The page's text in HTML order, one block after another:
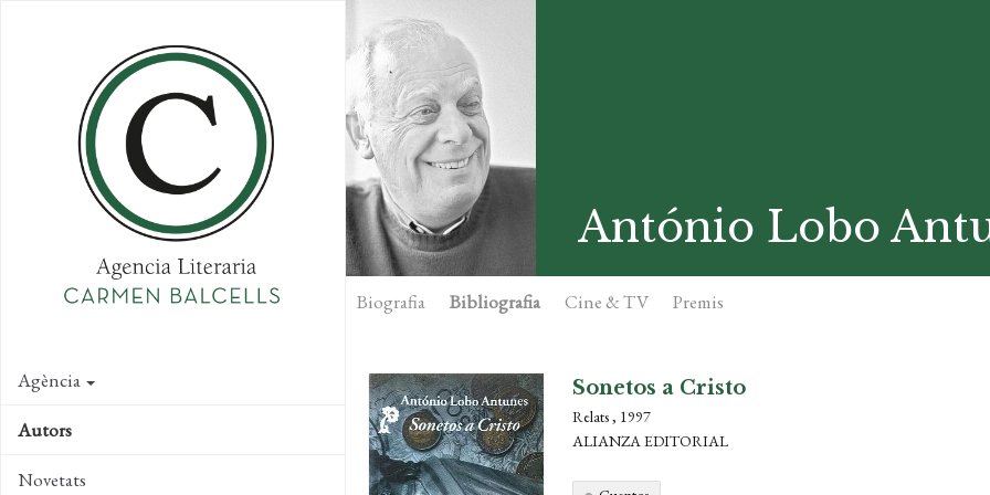
Agència
Autors
Novetats
António Lobo
Biografia Bibliografia Cine & TV Premis
Sonetos a Cristo
Relats , 1997
ALIANZA EDITORIAL